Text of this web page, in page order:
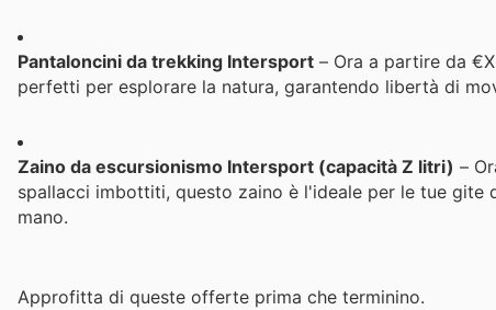
Pantaloncini da trekking Intersport – Ora a partire da
perfetti per esplorare la natura, garantendo libertà di
Zaino da escursionismo Intersport (capacità Z litri) –
spallacci imbottiti, questo zaino è l'ideale per le tue
mano.
Approfitta di queste offerte prima che terminino.